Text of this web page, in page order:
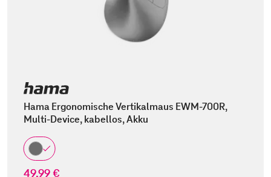
Hama Ergonomische Vertikalmaus EWM-700R,
Multi-Device, kabellos, Akku
49,99 €